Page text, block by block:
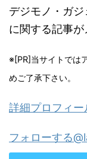
デジモノ・ガ
に関する記事が
※[PR]当サイトでは
めご了承下さい。
詳細プロフィー
フォローする